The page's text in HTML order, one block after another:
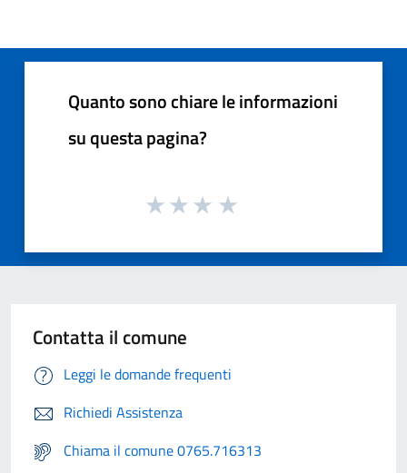
Quanto sono chiare le informazioni
su questa pagina?
Contatta il comune
Leggi le domande frequenti
Richiedi Assistenza
Chiama il comune 0765.716313